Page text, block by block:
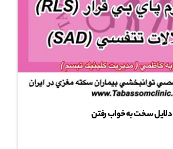
دلایل سخت به خواب رفتن